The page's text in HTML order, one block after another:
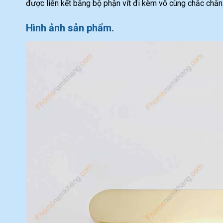
được liên kết bằng bộ phận vít đi kèm vô cùng chắc
Hình ảnh sản phẩm.